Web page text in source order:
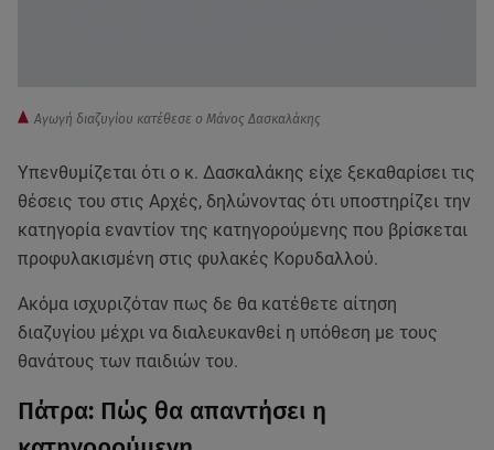
Αγωγή διαζυγίου κατέθεσε ο Μάνος Δασκαλάκης
Υπενθυμίζεται ότι ο κ. Δασκαλάκης είχε ξεκαθαρίσει τις
θέσεις του στις Αρχές, δηλώνοντας ότι υποστηρίζει την
κατηγορία εναντίον της κατηγορούμενης που βρίσκεται
προφυλακισμένη στις φυλακές Κορυδαλλού.
Ακόμα ισχυριζόταν πως δε θα κατέθετε αίτηση
διαζυγίου μέχρι να διαλευκανθεί η υπόθεση με τους
θανάτους των παιδιών του.
Πάτρα: Πώς θα απαντήσει η